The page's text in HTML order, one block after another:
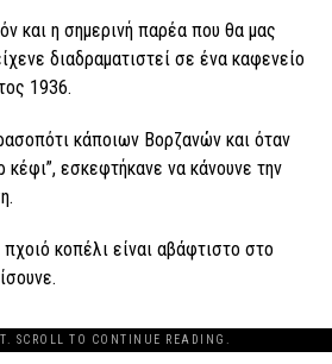
και η σημερινή παρέα που θα μας
διαδραματιστεί σε ένα καφενείο
1936.
κάποιων Βορζανών και όταν
κέφι”, εσκεφτήκανε να κάνουνε την
κοπέλι είναι αβάφτιστο στο
SCROLL TO CONTINUE READING.